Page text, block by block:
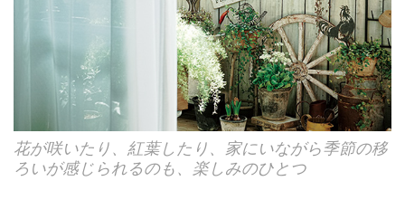
花が咲いたり、紅葉したり、家にいながら季節の移
ろいが感じられるのも、楽しみのひとつ